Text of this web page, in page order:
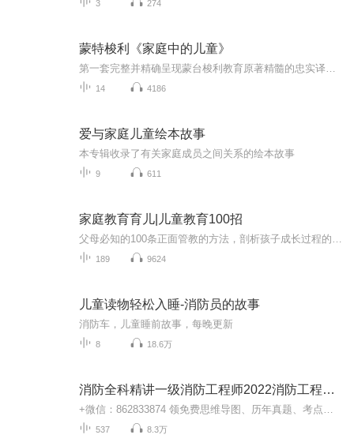
3 274
蒙特梭利《家庭中的儿童》
14 4186
爱与家庭儿童绘本故事
本专辑收录了有关家庭成员之间关系的绘本故事
9 611
家庭教育育儿|儿童教育100招
189 9624
儿童读物轻松入睡-消防员的故事
消防车，儿童睡前故事，每晚更新
8 18.6万
消防全科精讲一级消防工程师2022消防工程师2021
537 8.3万